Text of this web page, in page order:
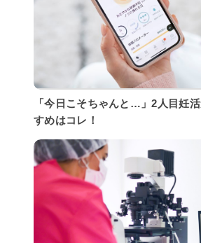
「今日こそちゃんと…」2人目妊
すめはコレ！